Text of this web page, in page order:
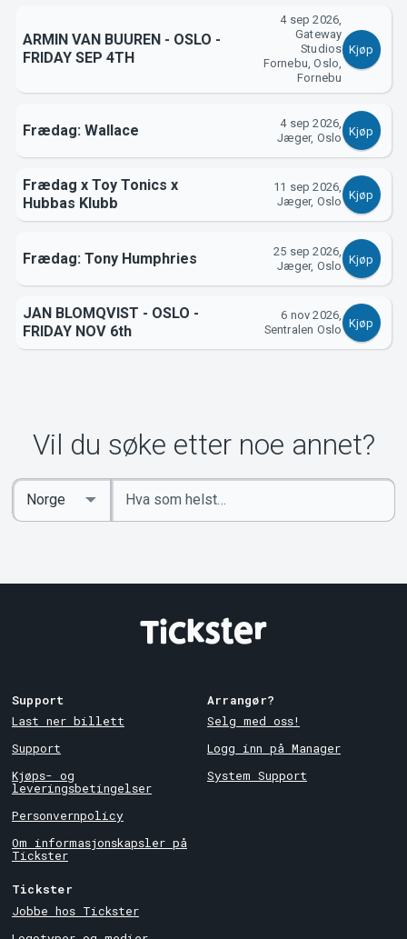
ARMIN VAN BUUREN - OSLO -
FRIDAY SEP 4TH
4 sep 2026,
Gateway
Studios
Fornebu, Oslo,
Fornebu
Kjøp
Frædag: Wallace
4 sep 2026,
Jæger, Oslo
Kjøp
Frædag x Toy Tonics x
Hubbas Klubb
11 sep 2026,
Jæger, Oslo
Kjøp
Frædag: Tony Humphries
25 sep 2026,
Jæger, Oslo
Kjøp
JAN BLOMQVIST - OSLO -
FRIDAY NOV 6th
6 nov 2026,
Sentralen Oslo
Kjøp
Vil du søke etter noe annet?
Angi
nøkkelord
Select
Country
Support
Last ner billett
Support
Kjøps- og
leveringsbetingelser
Personvernpolicy
Om informasjonskapsler på
Tickster
Arrangør?
Selg med oss!
Logg inn på Manager
System Support
Tickster
Jobbe hos Tickster